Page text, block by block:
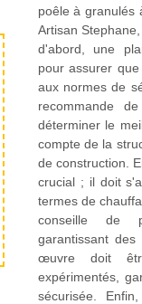
poêle à granulés
Artisan
d'abord, une
pour assurer
aux normes de
recommande
déterminer le
compte de la
de construction.
crucial ; il doit
termes de
conseille de
garantissant
œuvre doit
expérimentés,
sécurisée.